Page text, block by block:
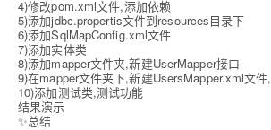
4)修改pom.xml文件,添加依赖
5)添加jdbc.propertis文件到resources目录下
6)添加SqlMapConfig.xml文件
7)添加实体类
8)添加mapper文件夹,新建UserMapper接口
9)在mapper文件夹下,新建UsersMapper.xml文件,
10)添加测试类,测试功能
结果演示
✨总结